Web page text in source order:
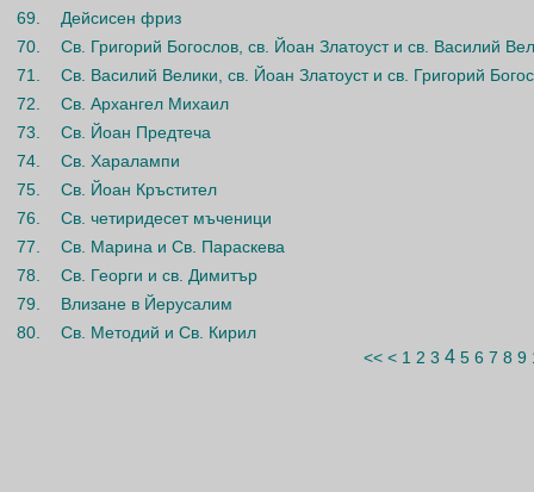
69.
Дейсисен фриз
70.
Св. Григорий Богослов, св. Йоан Златоуст и св. Василий
71.
Св. Василий Велики, св. Йоан Златоуст и св. Григорий
72.
Св. Архангел Михаил
73.
Св. Йоан Предтеча
74.
Св. Харалампи
75.
Св. Йоан Кръстител
76.
Св. четиридесет мъченици
77.
Св. Марина и Св. Параскева
78.
Св. Георги и св. Димитър
79.
Влизане в Йерусалим
80.
Св. Методий и Св. Кирил
<< < 1 2 3 4 5 6 7 8 9